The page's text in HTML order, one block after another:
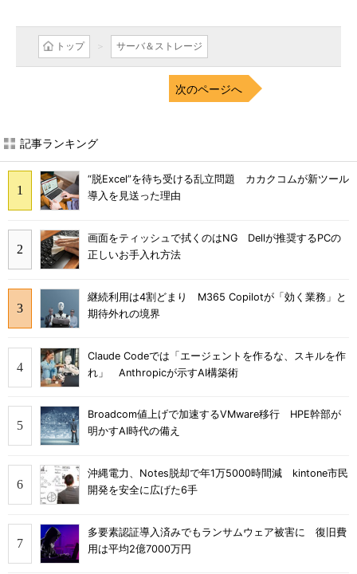
トップ サーバ＆ストレージ
次のページへ
記事ランキング
“脱Excel”を待ち受ける乱立問題 カカクコムが新ツール
導入を見送った理由
画面をティッシュで拭くのはNG Dellが推奨するPCの
正しいお手入れ方法
継続利用は4割どまり M365 Copilotが「効く業務」と
期待外れの境界
Claude Codeでは「エージェントを作るな、スキルを作
れ」 Anthropicが示すAI構築術
Broadcom値上げで加速するVMware移行 HPE幹部が
明かすAI時代の備え
沖縄電力、Notes脱却で年1万5000時間減 kintone市民
開発を安全に広げた6手
多要素認証導入済みでもランサムウェア被害に 復旧費
用は平均2億7000万円